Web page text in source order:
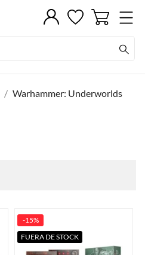
Warhammer: Underworlds
-15%
FUERA DE STOCK